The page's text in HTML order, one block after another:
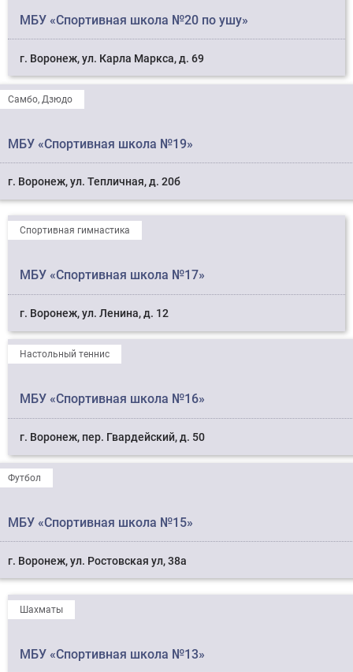
МБУ «Спортивная школа №20 по ушу»
г. Воронеж, ул. Карла Маркса, д. 69
Самбо, Дзюдо
МБУ «Спортивная школа №19»
г. Воронеж, ул. Тепличная, д. 20б
Спортивная гимнастика
МБУ «Спортивная школа №17»
г. Воронеж, ул. Ленина, д. 12
Настольный теннис
МБУ «Спортивная школа №16»
г. Воронеж, пер. Гвардейский, д. 50
Футбол
МБУ «Спортивная школа №15»
г. Воронеж, ул. Ростовская ул, 38а
Шахматы
МБУ «Спортивная школа №13»